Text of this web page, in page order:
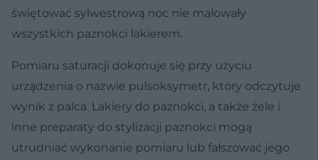
świętować sylwestrową noc nie malowały
wszystkich paznokci lakierem.
Pomiaru saturacji dokonuje się przy użyciu
urządzenia o nazwie pulsoksymetr, który odczytuje
wynik z palca. Lakiery do paznokci, a także żele i
inne preparaty do stylizacji paznokci mogą
utrudniać wykonanie pomiaru lub fałszować jego